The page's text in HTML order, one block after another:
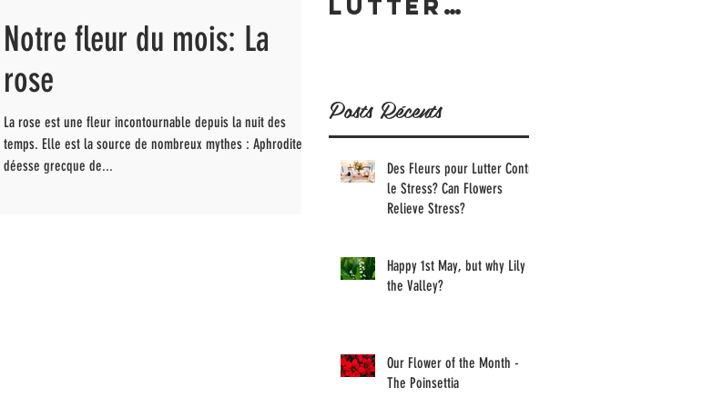
Notre fleur du mois: La
rose
La rose est une fleur incontournable depuis la nuit des
temps. Elle est la source de nombreux mythes : Aphrodite, la
déesse grecque de...
Lutter
Flowers
Stress?
Posts Récents
Des Fleurs pour Lutter Contre
le Stress? Can Flowers
Relieve Stress?
Happy 1st May, but why Lily of
the Valley?
Our Flower of the Month -
The Poinsettia